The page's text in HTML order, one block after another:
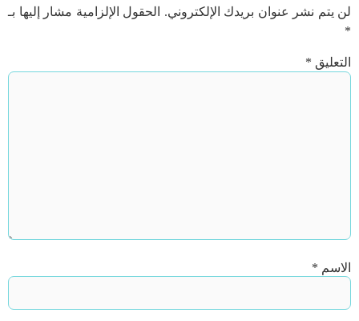
لن يتم نشر عنوان بريدك الإلكتروني.
الحقول الإلزامية مشار إليها بـ
*
التعليق *
الاسم *